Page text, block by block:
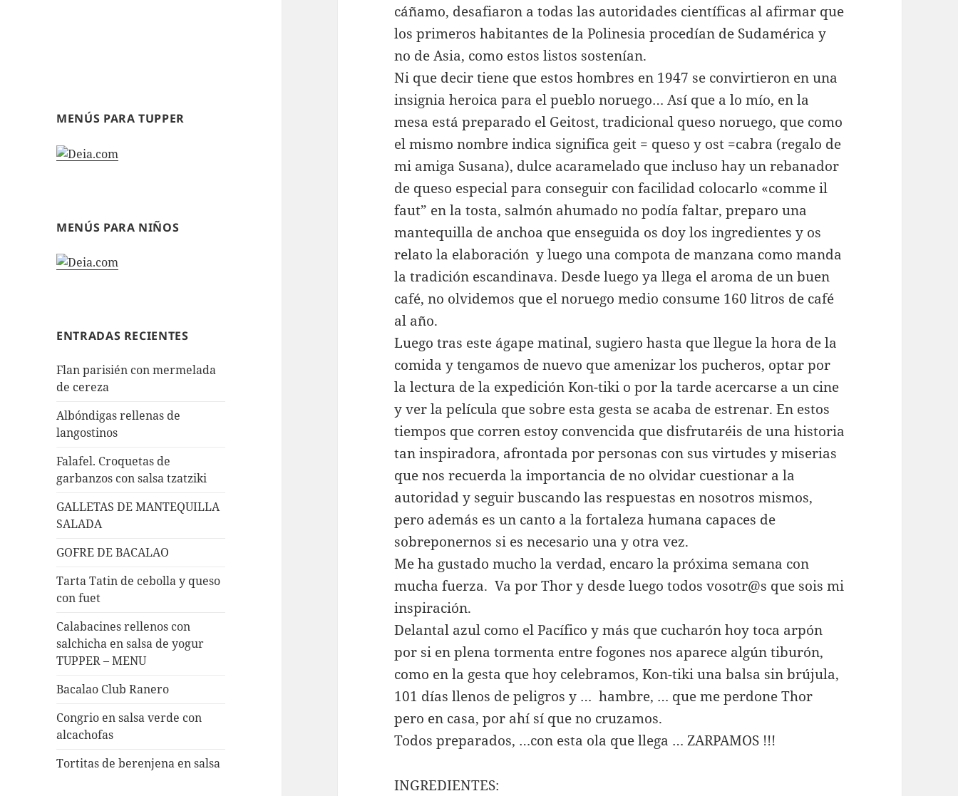
MENÚS PARA TUPPER
MENÚS PARA NIÑOS
ENTRADAS RECIENTES
Flan parisién con mermelada
de cereza
Albóndigas rellenas de
langostinos
Falafel. Croquetas de
garbanzos con salsa tzatziki
GALLETAS DE MANTEQUILLA
SALADA
GOFRE DE BACALAO
Tarta Tatin de cebolla y queso
con fuet
Calabacines rellenos con
salchicha en salsa de yogur
TUPPER – MENU
Bacalao Club Ranero
Congrio en salsa verde con
alcachofas
Tortitas de berenjena en salsa
cáñamo, desafiaron a todas las autoridades científicas al afirmar que
los primeros habitantes de la Polinesia procedían de Sudamérica y
no de Asia, como estos listos sostenían.
Ni que decir tiene que estos hombres en 1947 se convirtieron en una
insignia heroica para el pueblo noruego… Así que a lo mío, en la
mesa está preparado el Geitost, tradicional queso noruego, que como
el mismo nombre indica significa geit = queso y ost =cabra (regalo de
mi amiga Susana), dulce acaramelado que incluso hay un rebanador
de queso especial para conseguir con facilidad colocarlo «comme il
faut” en la tosta, salmón ahumado no podía faltar, preparo una
mantequilla de anchoa que enseguida os doy los ingredientes y os
relato la elaboración y luego una compota de manzana como manda
la tradición escandinava. Desde luego ya llega el aroma de un buen
café, no olvidemos que el noruego medio consume 160 litros de café
al año.
Luego tras este ágape matinal, sugiero hasta que llegue la hora de la
comida y tengamos de nuevo que amenizar los pucheros, optar por
la lectura de la expedición Kon-tiki o por la tarde acercarse a un cine
y ver la película que sobre esta gesta se acaba de estrenar. En estos
tiempos que corren estoy convencida que disfrutaréis de una historia
tan inspiradora, afrontada por personas con sus virtudes y miserias
que nos recuerda la importancia de no olvidar cuestionar a la
autoridad y seguir buscando las respuestas en nosotros mismos,
pero además es un canto a la fortaleza humana capaces de
sobreponernos si es necesario una y otra vez.
Me ha gustado mucho la verdad, encaro la próxima semana con
mucha fuerza. Va por Thor y desde luego todos vosotr@s que sois mi
inspiración.
Delantal azul como el Pacífico y más que cucharón hoy toca arpón
por si en plena tormenta entre fogones nos aparece algún tiburón,
como en la gesta que hoy celebramos, Kon-tiki una balsa sin brújula,
101 días llenos de peligros y … hambre, … que me perdone Thor
pero en casa, por ahí sí que no cruzamos.
Todos preparados, …con esta ola que llega … ZARPAMOS !!!
INGREDIENTES: